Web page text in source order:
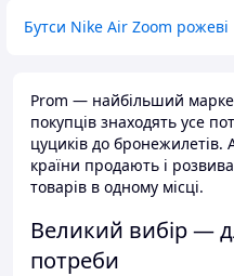
Бутси Nike Air Zoom рожеві
Prom — найбільший
покупців знаходять усе
цуциків до бронежилетів.
країни продають і
товарів в одному місці.
Великий вибір —
потреби